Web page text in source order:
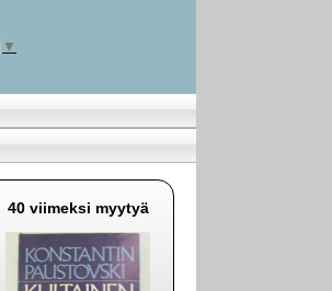
▼
40 viimeksi myytyä